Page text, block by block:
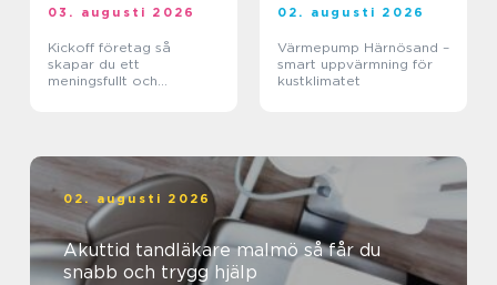
03. augusti 2026
Kickoff företag så
skapar du ett
meningsfullt och
02. augusti 2026
Värmepump Härnösand –
smart uppvärmning för
kustklimatet
02. augusti 2026
Akuttid tandläkare malmö så får du
snabb och trygg hjälp